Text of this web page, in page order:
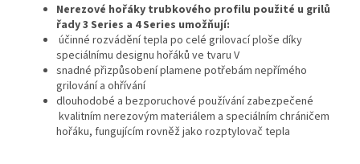
Nerezové hořáky trubkového profilu použité u grilů
řady 3 Series a 4 Series umožňují:
účinné rozvádění tepla po celé grilovací ploše díky
speciálnímu designu hořáků ve tvaru V
snadné přizpůsobení plamene potřebám nepřímého
grilování a ohřívání
dlouhodobé a bezporuchové používání zabezpečené
kvalitním nerezovým materiálem a speciálním chráničem
hořáku, fungujícím rovněž jako rozptylovač tepla